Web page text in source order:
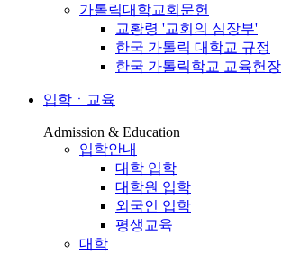
가톨릭대학교회문헌
교황령 '교회의 심장부'
한국 가톨릭 대학교 규정
한국 가톨릭학교 교육헌장
입학ㆍ교육
Admission & Education
입학안내
대학 입학
대학원 입학
외국인 입학
평생교육
대학